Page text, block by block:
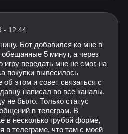
- 12:44
Бот добавился ко мне в
обещанные 5 минут, а через
игру передать мне не смог, на
покупки вывесилось
об этом и совет связаться с
написал во все каналы.
не было. Только статус
в телеграм. В
в несколько грубой форме,
в телеграме, что там с моей